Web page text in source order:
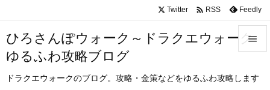
ひろさんぽウォーク～ドラクエウォーク
ゆるふわ攻略ブログ
ドラクエウォークのブログ。攻略・金策などをゆるふわ攻略します

メニュ
Twitter  RSS Feedly